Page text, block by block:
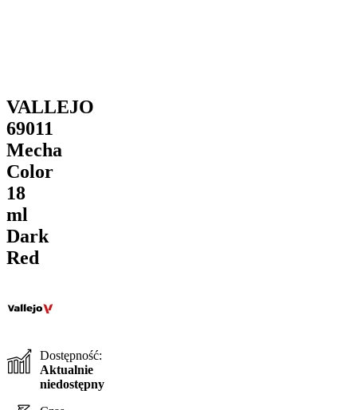
VALLEJO
69011
Mecha
Color
18
ml
Dark
Red
Dostępność:
Aktualnie
niedostępny